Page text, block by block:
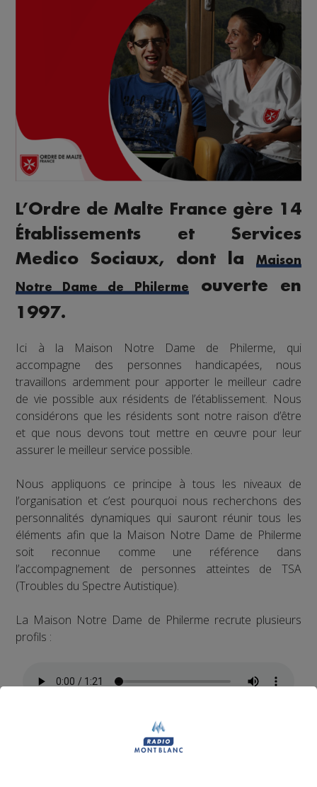
L’Ordre de Malte France gère 14
Établissements et Services
Medico Sociaux, dont la
Maison
Notre Dame de Philerme
ouverte en
1997.
Ici à la Maison Notre Dame de Philerme, qui
accompagne des personnes handicapées, nous
travaillons ardemment pour apporter le meilleur cadre
de vie possible aux résidents de l’établissement. Nous
considérons que les résidents sont notre raison d’être
et que nous devons tout mettre en œuvre pour leur
assurer le meilleur service possible.
Nous appliquons ce principe à tous les niveaux de
l’organisation et c’est pourquoi nous recherchons des
personnalités dynamiques qui sauront réunir tous les
éléments afin que la Maison Notre Dame de Philerme
soit reconnue comme une référence dans
l’accompagnement de personnes atteintes de TSA
(Troubles du Spectre Autistique).
La Maison Notre Dame de Philerme recrute plusieurs
profils :
1 Accompagnant Éducatif et Social ou